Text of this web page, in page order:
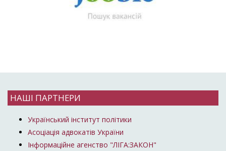
НАШІ ПАРТНЕРИ
Український інститут політики
Асоціація адвокатів України
Інформаційне агенство "ЛІГА:ЗАКОН"